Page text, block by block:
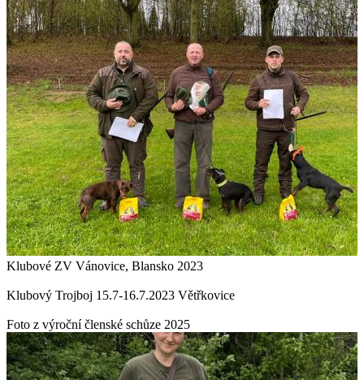
Klubové ZV Vánovice, Blansko 2023
Klubový Trojboj 15.7-16.7.2023 Větřkovice
Foto z výroční členské schůze 2025